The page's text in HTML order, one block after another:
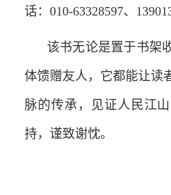
话：010-63328597、
该书无论是置于书架
体馈赠友人，它都能让读
脉的传承，见证人民江
持，谨致谢忱。